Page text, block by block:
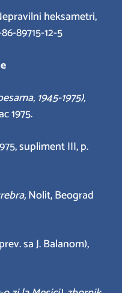
heksametri,
89715-12-5
1945-1975),
1975.
supliment III, p.
Nolit, Beograd
sa J. Balanom),